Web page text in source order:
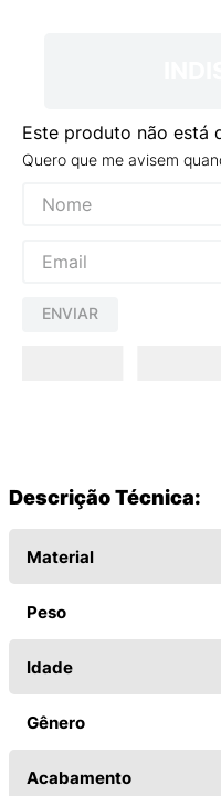
Este produto não está
Quero que me avisem
ENVIAR
Descrição Técnica:
Material
Peso
Idade
Gênero
Acabamento